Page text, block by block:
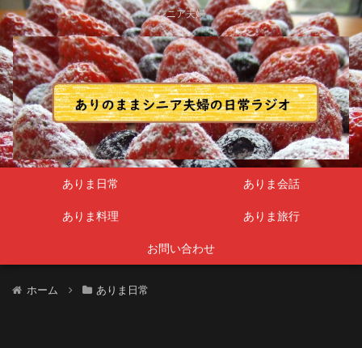
シニア夫婦
ありま日常 ありま会話
ありま料理 ありま旅行
お問い合わせ
ホーム ありま日常